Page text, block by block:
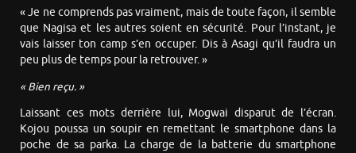
« Je ne comprends pas vraiment, mais de toute façon, il semble
que Nagisa et les autres soient en sécurité. Pour l’instant, je
vais laisser ton camp s’en occuper. Dis à Asagi qu’il faudra un
peu plus de temps pour la retrouver. »
« Bien reçu. »
Laissant ces mots derrière lui, Mogwai disparut de l’écran.
Kojou poussa un soupir en remettant le smartphone dans la
poche de sa parka. La charge de la batterie du smartphone